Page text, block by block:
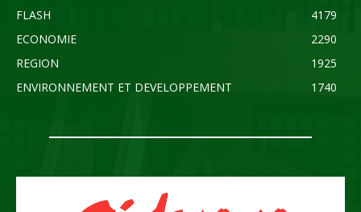
FLASH
4179
ECONOMIE
2290
REGION
1925
ENVIRONNEMENT ET DEVELOPPEMENT
1740